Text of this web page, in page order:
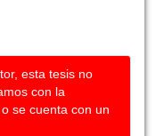
esta tesis no
con la
se cuenta con un